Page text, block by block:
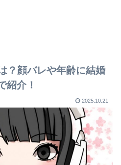
？顔バレや年齢に結婚
紹介！
2025.10.21